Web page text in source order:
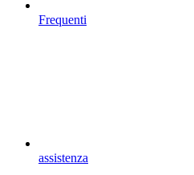
Frequenti
assistenza